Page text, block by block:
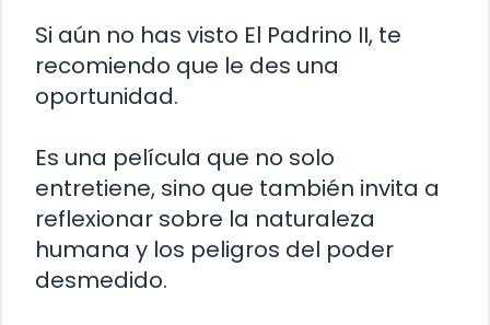
Si aún no has visto El Padrino II, te
recomiendo que le des una
oportunidad.
Es una película que no solo
entretiene, sino que también invita a
reflexionar sobre la naturaleza
humana y los peligros del poder
desmedido.